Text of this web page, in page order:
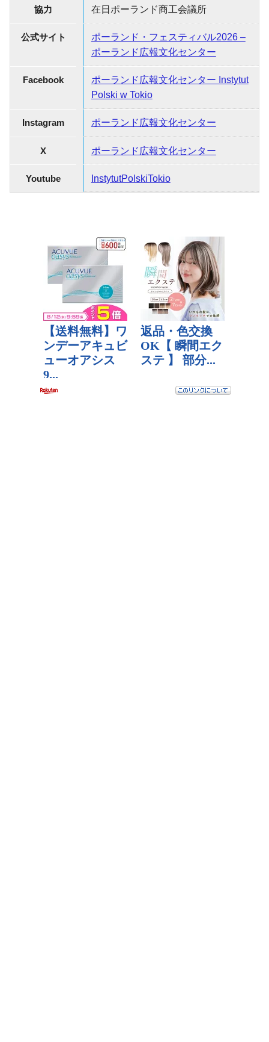
協力 在日ポーランド商工会議所
公式サイト
ポーランド・フェスティバル2026 –
ポーランド広報文化センター
Facebook
ポーランド広報文化センター Instytut
Polski w Tokio
Instagram ポーランド広報文化センター
X ポーランド広報文化センター
Youtube InstytutPolskiTokio